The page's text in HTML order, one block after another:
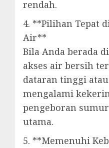
rendah.
4. **Pilihan Tepat
Air**
Bila Anda berada
akses air bersih
dataran tinggi
mengalami
pengeboran
utama.
5. **Memenuhi